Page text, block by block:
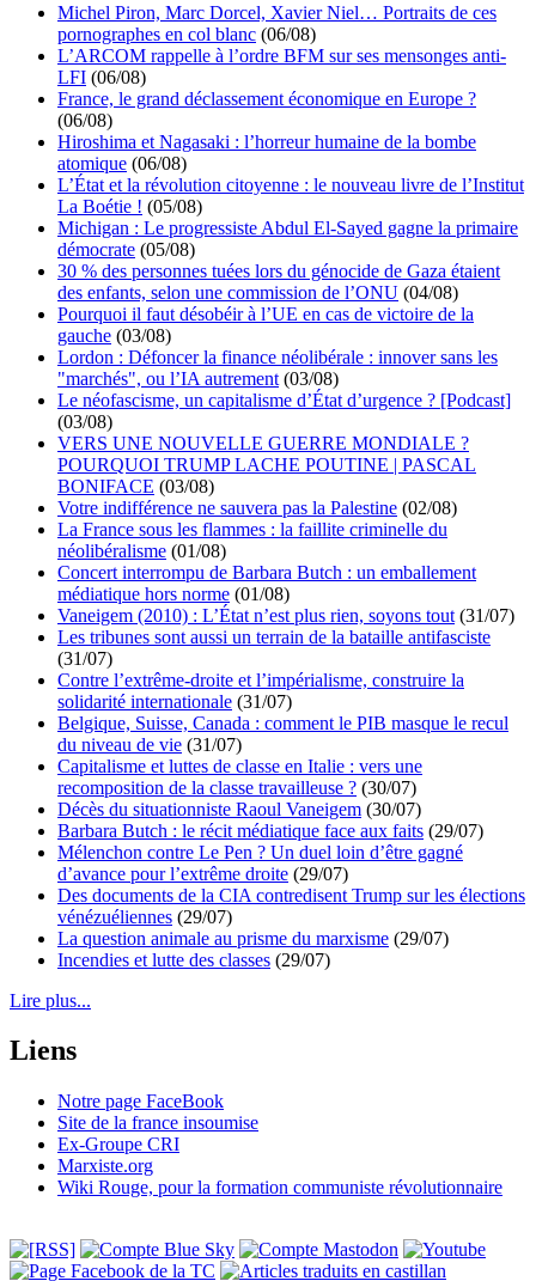
Michel Piron, Marc Dorcel, Xavier Niel… Portraits de ces
pornographes en col blanc (06/08)
L’ARCOM rappelle à l’ordre BFM sur ses mensonges anti-
LFI (06/08)
France, le grand déclassement économique en Europe ?
(06/08)
Hiroshima et Nagasaki : l’horreur humaine de la bombe
atomique (06/08)
L’État et la révolution citoyenne : le nouveau livre de l’Institut
La Boétie ! (05/08)
Michigan : Le progressiste Abdul El-Sayed gagne la primaire
démocrate (05/08)
30 % des personnes tuées lors du génocide de Gaza étaient
des enfants, selon une commission de l’ONU (04/08)
Pourquoi il faut désobéir à l’UE en cas de victoire de la
gauche (03/08)
Lordon : Défoncer la finance néolibérale : innover sans les
"marchés", ou l’IA autrement (03/08)
Le néofascisme, un capitalisme d’État d’urgence ? [Podcast]
(03/08)
VERS UNE NOUVELLE GUERRE MONDIALE ?
POURQUOI TRUMP LACHE POUTINE | PASCAL
BONIFACE (03/08)
Votre indifférence ne sauvera pas la Palestine (02/08)
La France sous les flammes : la faillite criminelle du
néolibéralisme (01/08)
Concert interrompu de Barbara Butch : un emballement
médiatique hors norme (01/08)
Vaneigem (2010) : L’État n’est plus rien, soyons tout (31/07)
Les tribunes sont aussi un terrain de la bataille antifasciste
(31/07)
Contre l’extrême-droite et l’impérialisme, construire la
solidarité internationale (31/07)
Belgique, Suisse, Canada : comment le PIB masque le recul
du niveau de vie (31/07)
Capitalisme et luttes de classe en Italie : vers une
recomposition de la classe travailleuse ? (30/07)
Décès du situationniste Raoul Vaneigem (30/07)
Barbara Butch : le récit médiatique face aux faits (29/07)
Mélenchon contre Le Pen ? Un duel loin d’être gagné
d’avance pour l’extrême droite (29/07)
Des documents de la CIA contredisent Trump sur les élections
vénézuéliennes (29/07)
La question animale au prisme du marxisme (29/07)
Incendies et lutte des classes (29/07)
Lire plus...
Liens
Notre page FaceBook
Site de la france insoumise
Ex-Groupe CRI
Marxiste.org
Wiki Rouge, pour la formation communiste révolutionnaire